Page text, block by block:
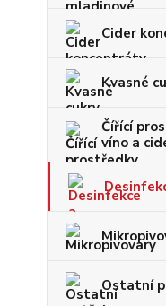
Cider
Kvasné
Čířící
víno a
Ostatní